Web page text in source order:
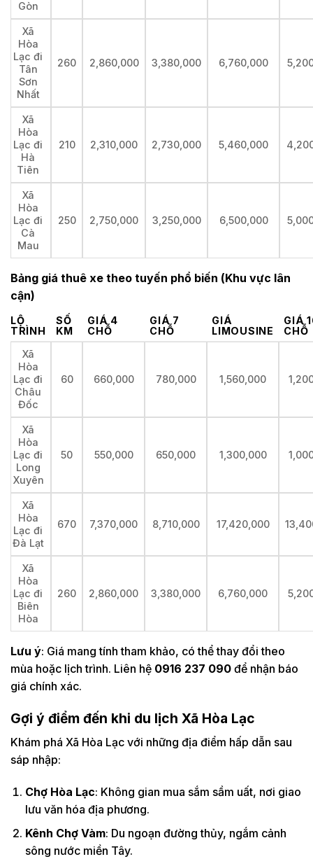
Gòn
Xã
Hòa
Lạc đi
Tân
Sơn
Nhất
260 2,860,000 3,380,000 6,760,000
Xã
Hòa
Lạc đi
Hà
Tiên
210 2,310,000 2,730,000 5,460,000
Xã
Hòa
Lạc đi
Cà
Mau
250 2,750,000 3,250,000 6,500,000
Bảng giá thuê xe theo tuyến phổ biến (Khu vực lân
cận)
LỘ
TRÌNH
SỐ
KM
GIÁ 4
CHỖ
GIÁ 7
CHỖ
GIÁ
LIMOUSINE
GIÁ
CHỖ
Xã
Hòa
Lạc đi
Châu
Đốc
60 660,000 780,000 1,560,000
Xã
Hòa
Lạc đi
Long
Xuyên
50 550,000 650,000 1,300,000
Xã
Hòa
Lạc đi
Đà Lạt
670 7,370,000 8,710,000 17,420,000
Xã
Hòa
Lạc đi
Biên
Hòa
260 2,860,000 3,380,000 6,760,000
Lưu ý: Giá mang tính tham khảo, có thể thay đổi theo
mùa hoặc lịch trình. Liên hệ 0916 237 090 để nhận báo
giá chính xác.
Gợi ý điểm đến khi du lịch Xã Hòa Lạc
Khám phá Xã Hòa Lạc với những địa điểm hấp dẫn sau
sáp nhập:
Chợ Hòa Lạc: Không gian mua sắm sầm uất, nơi giao
lưu văn hóa địa phương.
Kênh Chợ Vàm: Du ngoạn đường thủy, ngắm cảnh
sông nước miền Tây.